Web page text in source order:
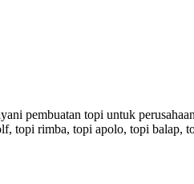
pembuatan topi untuk
topi rimba, topi apolo, topi balap,